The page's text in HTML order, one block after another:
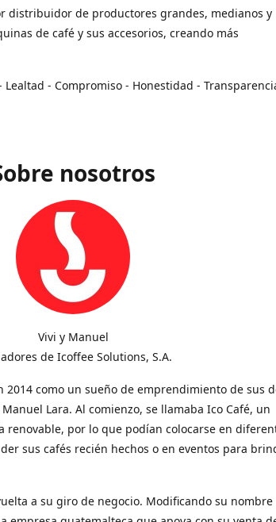
distribuidor de productores grandes, medianos y
de café y sus accesorios, creando más
- Honestidad -
nosotros
Vivi y Manuel
de Icoffee Solutions, S.A.
2014 como un sueño de emprendimiento de sus
Lara. Al comienzo, se llamaba Ico Café, un
renovable, por lo que podían colocarse en
sus cafés recién hechos o en eventos para
a su giro de negocio. Modificando su nombre